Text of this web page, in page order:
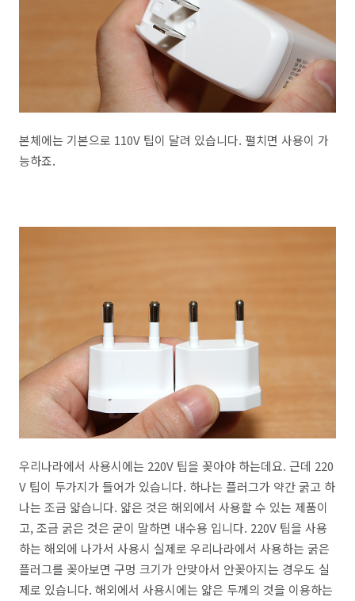
본체에는 기본으로 110V 팁이 달려 있습니다. 펼치면 사용이 가
능하죠.
우리나라에서 사용시에는 220V 팁을 꽂아야 하는데요. 근데 220
V 팁이 두가지가 들어가 있습니다. 하나는 플러그가 약간 굵고 하
나는 조금 얇습니다. 얇은 것은 해외에서 사용할 수 있는 제품이
고, 조금 굵은 것은 굳이 말하면 내수용 입니다. 220V 팁을 사용
하는 해외에 나가서 사용시 실제로 우리나라에서 사용하는 굵은
플러그를 꽂아보면 구멍 크기가 안맞아서 안꽂아지는 경우도 실
제로 있습니다. 해외에서 사용시에는 얇은 두께의 것을 이용하는